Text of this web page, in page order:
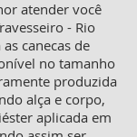
atender você
- Rio
canecas de
no tamanho
produzida
alça e corpo,
aplicada em